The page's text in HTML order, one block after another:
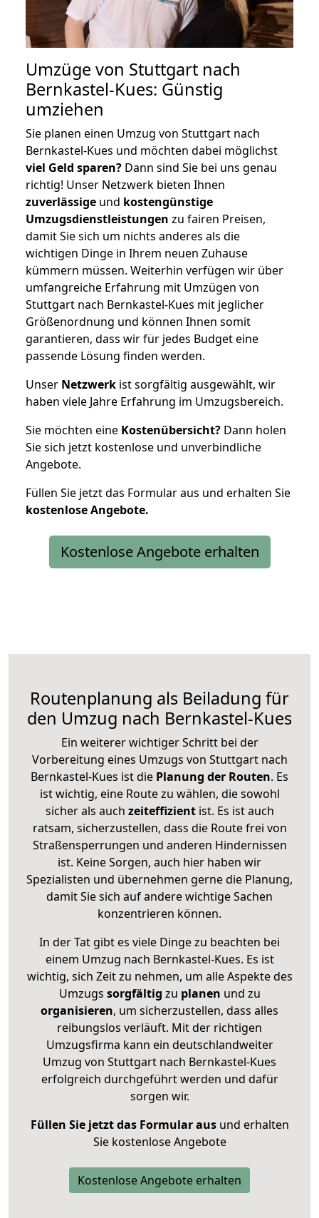
Umzüge von Stuttgart nach
Bernkastel-Kues: Günstig
umziehen
Sie planen einen Umzug von Stuttgart nach
Bernkastel-Kues und möchten dabei möglichst
viel Geld sparen? Dann sind Sie bei uns genau
richtig! Unser Netzwerk bieten Ihnen
zuverlässige und kostengünstige
Umzugsdienstleistungen zu fairen Preisen,
damit Sie sich um nichts anderes als die
wichtigen Dinge in Ihrem neuen Zuhause
kümmern müssen. Weiterhin verfügen wir über
umfangreiche Erfahrung mit Umzügen von
Stuttgart nach Bernkastel-Kues mit jeglicher
Größenordnung und können Ihnen somit
garantieren, dass wir für jedes Budget eine
passende Lösung finden werden.
Unser Netzwerk ist sorgfältig ausgewählt, wir
haben viele Jahre Erfahrung im Umzugsbereich.
Sie möchten eine Kostenübersicht? Dann holen
Sie sich jetzt kostenlose und unverbindliche
Angebote.
Füllen Sie jetzt das Formular aus und erhalten Sie
kostenloseAngebote.
Kostenlose Angebote erhalten
Routenplanung als Beiladung für
den Umzug nach Bernkastel-Kues
Ein weiterer wichtiger Schritt bei der
Vorbereitung eines Umzugs von Stuttgart nach
Bernkastel-Kues ist die Planung der Routen. Es
ist wichtig, eine Route zu wählen, die sowohl
sicher als auch zeiteffizientist. Es ist auch
ratsam, sicherzustellen, dass die Route frei von
Straßensperrungen und anderen Hindernissen
ist. Keine Sorgen, auch hier haben wir
Spezialisten und übernehmen gerne die Planung,
damit Sie sich auf andere wichtige Sachen
konzentrieren können.
In der Tat gibt es viele Dinge zu beachten bei
einem Umzug nach Bernkastel-Kues. Es ist
wichtig, sich Zeit zu nehmen, um alle Aspekte des
Umzugs sorgfältig zu planen und zu
organisieren, um sicherzustellen, dass alles
reibungslos verläuft. Mit der richtigen
Umzugsfirma kann ein deutschlandweiter
Umzug von Stuttgart nach Bernkastel-Kues
erfolgreich durchgeführt werden und dafür
sorgen wir.
Füllen Sie jetzt das Formular ausund erhalten
Sie kostenlose Angebote
Kostenlose Angebote erhalten